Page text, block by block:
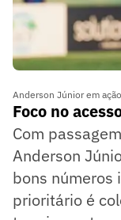
Anderson Júnior em
Foco no
Com
Anderson
bons números
prioritário é